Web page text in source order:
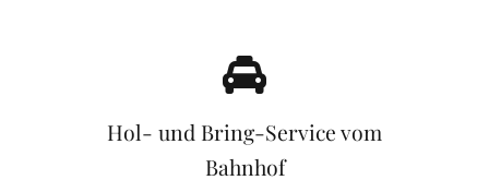
Hol- und Bring-Service vom
Bahnhof